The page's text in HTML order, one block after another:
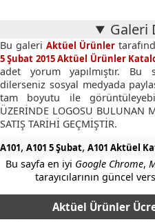
Galeri
Bu galeriAktüel Ürünler
5 Şubat 2015 Aktüel Ürünler
adet yorum yapılmıştır. Bu
dilerseniz sosyal medyada
tam boyutu ile
ÜZERİNDE LOGOSU BULUNAN
SATIŞ TARİHİ GEÇMİŞTİR.
A101, A101 5 Şubat, A101 Aktüel
Bu sayfa en iyi Google Chrome,
tarayıcılarının güncel
Aktüel Ürünler